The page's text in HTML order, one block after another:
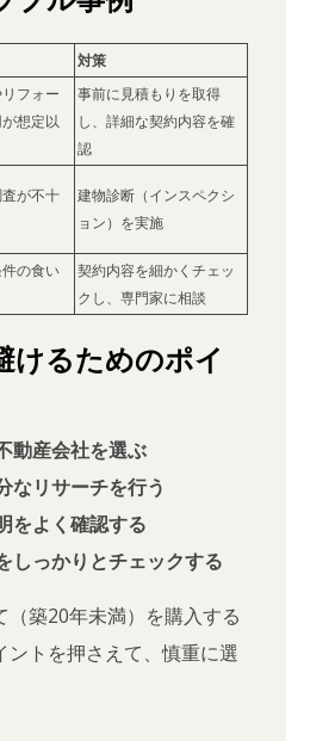
対策
フォー
想定以
事前に見積もりを取得
し、詳細な契約内容を確
認
が不十
建物診断（インスペクシ
ョン）を実施
の食い
契約内容を細かくチェッ
クし、専門家に相談
けるためのポイ
動産会社を選ぶ
なリサーチを行う
をよく確認する
しっかりとチェックする
（築20年未満）を購入する
ントを押さえて、慎重に選